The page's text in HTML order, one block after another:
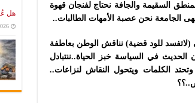
السقيمة والجافة نحتاج لفنجان قهوة
الجامعة نحن عصبة الأمهات الطالبات..
(لاتفسد للود قضية) نناقش الوطن بعاطفة
الحديث في السياسة خبز الحياة..ننتبادل
الكلمات ويتحول النقاش لنزاعات..
هل